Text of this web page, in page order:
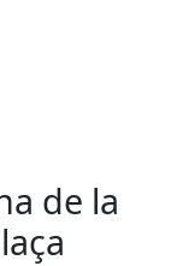
de la